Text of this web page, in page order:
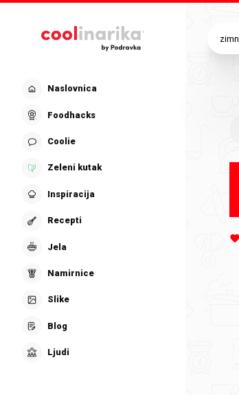
Naslovnica
Foodhacks
Coolie
Zeleni kutak
Inspiracija
Recepti
Jela
Namirnice
Slike
Blog
Ljudi